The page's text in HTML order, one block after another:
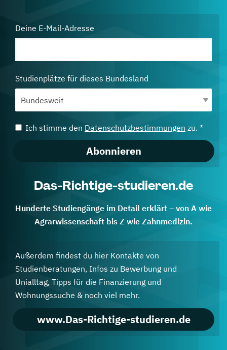
Deine E-Mail-Adresse
Studienplätze für dieses Bundesland
Ich stimme den Datenschutzbestimmungen zu. *
Abonnieren
Das-Richtige-studieren.de
Hunderte Studiengänge im Detail erklärt – von A wie
Agrarwissenschaft bis Z wie Zahnmedizin.
Außerdem findest du hier Kontakte von
Studienberatungen, Infos zu Bewerbung und
Unialltag, Tipps für die Finanzierung und
Wohnungssuche & noch viel mehr.
www.Das-Richtige-studieren.de